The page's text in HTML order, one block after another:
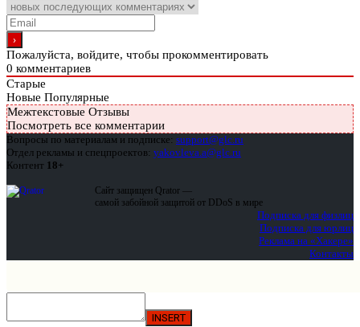
Пожалуйста, войдите, чтобы прокомментировать
0 комментариев
Старые
Новые Популярные
Межтекстовые Отзывы
Посмотреть все комментарии
Вопросы по материалам и подписке: support@glc.ru
Отдел рекламы и спецпроектов: yakovleva.a@glc.ru
Контент 18+
Сайт защищен Qrator —
самой забойной защитой от DDoS в мире
Подписка для физлиц
Подписка для юрлиц
Реклама на «Хакере»
Контакты
INSERT